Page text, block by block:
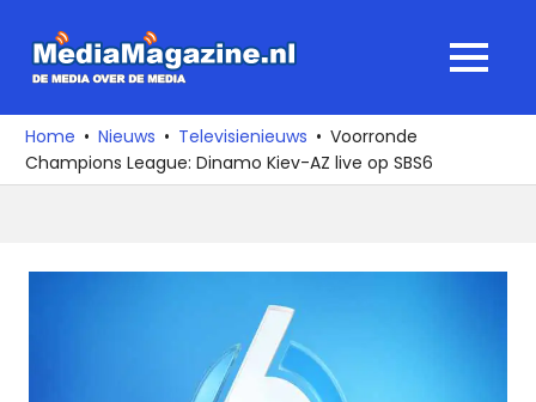
naar
media
over
de
MENU
Home Nieuws Televisienieuws
Voorronde
Champions League: Dinamo Kiev-AZ live op SBS6